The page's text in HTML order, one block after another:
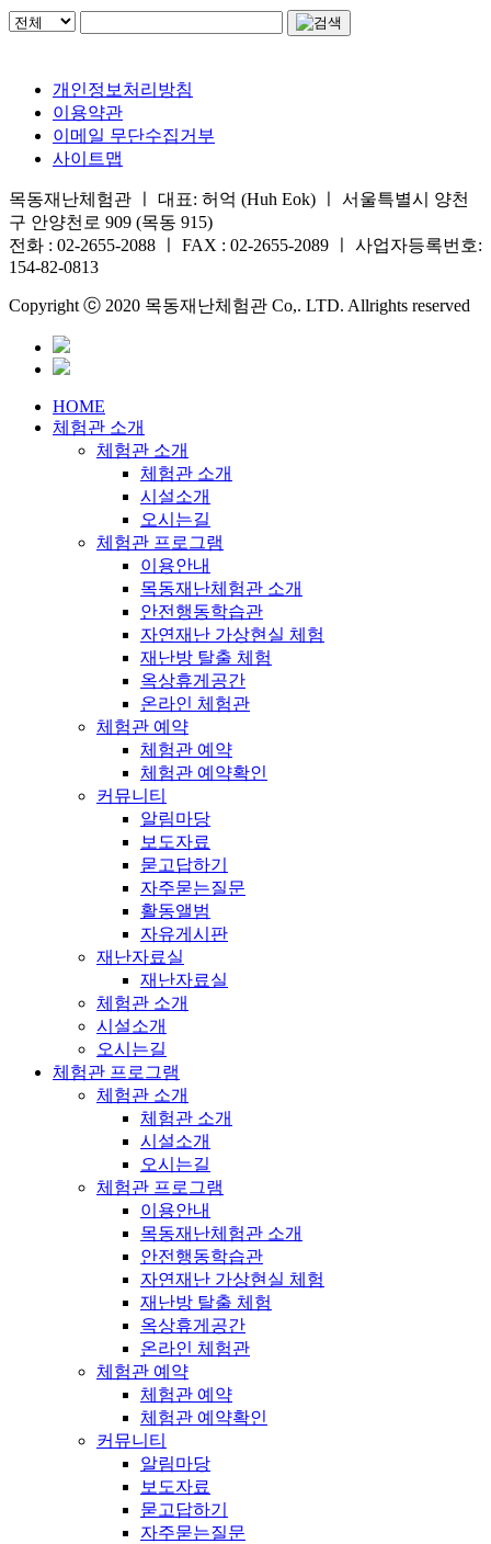
개인정보처리방침
이용약관
이메일 무단수집거부
사이트맵
목동재난체험관 ㅣ 대표: 허억 (Huh Eok) ㅣ 서울특별시 양천
구 안양천로 909 (목동 915)
전화 : 02-2655-2088 ㅣ FAX : 02-2655-2089 ㅣ 사업자등록번호:
154-82-0813
Copyright ⓒ 2020 목동재난체험관 Co,. LTD. Allrights reserved
HOME
체험관 소개
체험관 소개
체험관 소개
시설소개
오시는길
체험관 프로그램
이용안내
목동재난체험관 소개
안전행동학습관
자연재난 가상현실 체험
재난방 탈출 체험
옥상휴게공간
온라인 체험관
체험관 예약
체험관 예약
체험관 예약확인
커뮤니티
알림마당
보도자료
묻고답하기
자주묻는질문
활동앨범
자유게시판
재난자료실
재난자료실
체험관 소개
시설소개
오시는길
체험관 프로그램
체험관 소개
체험관 소개
시설소개
오시는길
체험관 프로그램
이용안내
목동재난체험관 소개
안전행동학습관
자연재난 가상현실 체험
재난방 탈출 체험
옥상휴게공간
온라인 체험관
체험관 예약
체험관 예약
체험관 예약확인
커뮤니티
알림마당
보도자료
묻고답하기
자주묻는질문